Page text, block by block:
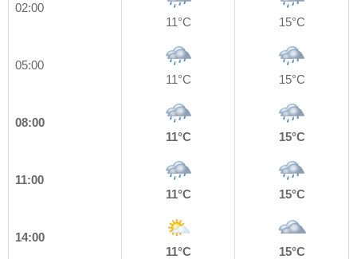
02:00
11°C
15°C
05:00
11°C
15°C
08:00
11°C
15°C
11:00
11°C
15°C
14:00
11°C
15°C